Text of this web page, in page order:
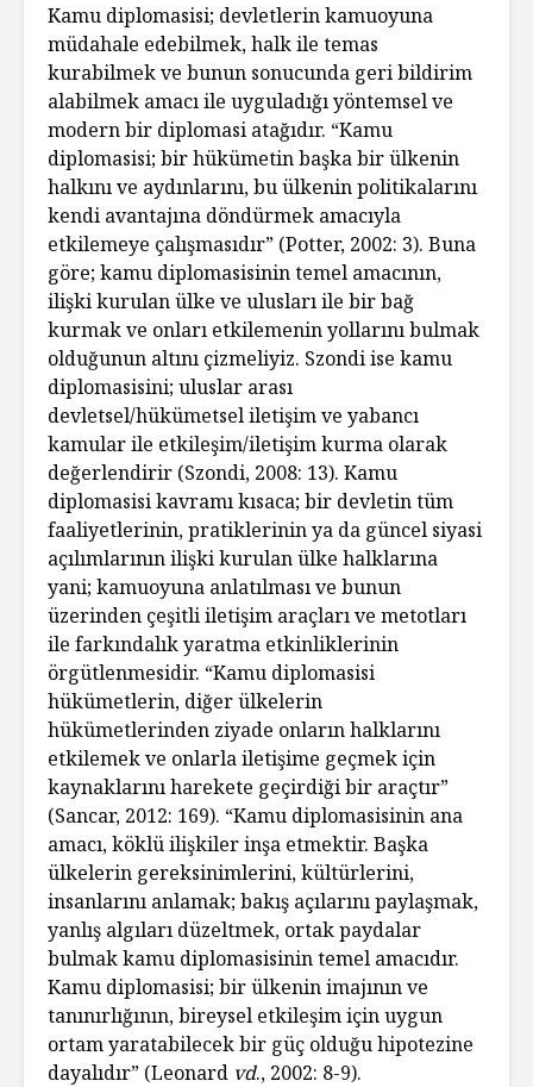
Kamu diplomasisi; devletlerin kamuoyuna
müdahale edebilmek, halk ile temas
kurabilmek ve bunun sonucunda geri bildirim
alabilmek amacı ile uyguladığı yöntemsel ve
modern bir diplomasi atağıdır. “Kamu
diplomasisi; bir hükümetin başka bir ülkenin
halkını ve aydınlarını, bu ülkenin politikalarını
kendi avantajına döndürmek amacıyla
etkilemeye çalışmasıdır” (Potter, 2002: 3). Buna
göre; kamu diplomasisinin temel amacının,
ilişki kurulan ülke ve ulusları ile bir bağ
kurmak ve onları etkilemenin yollarını bulmak
olduğunun altını çizmeliyiz. Szondi ise kamu
diplomasisini; uluslar arası
devletsel/hükümetsel iletişim ve yabancı
kamular ile etkileşim/iletişim kurma olarak
değerlendirir (Szondi, 2008: 13). Kamu
diplomasisi kavramı kısaca; bir devletin tüm
faaliyetlerinin, pratiklerinin ya da güncel siyasi
açılımlarının ilişki kurulan ülke halklarına
yani; kamuoyuna anlatılması ve bunun
üzerinden çeşitli iletişim araçları ve metotları
ile farkındalık yaratma etkinliklerinin
örgütlenmesidir. “Kamu diplomasisi
hükümetlerin, diğer ülkelerin
hükümetlerinden ziyade onların halklarını
etkilemek ve onlarla iletişime geçmek için
kaynaklarını harekete geçirdiği bir araçtır”
(Sancar, 2012: 169). “Kamu diplomasisinin ana
amacı, köklü ilişkiler inşa etmektir. Başka
ülkelerin gereksinimlerini, kültürlerini,
insanlarını anlamak; bakış açılarını paylaşmak,
yanlış algıları düzeltmek, ortak paydalar
bulmak kamu diplomasisinin temel amacıdır.
Kamu diplomasisi; bir ülkenin imajının ve
tanınırlığının, bireysel etkileşim için uygun
ortam yaratabilecek bir güç olduğu hipotezine
dayalıdır” (Leonard vd., 2002: 8-9).